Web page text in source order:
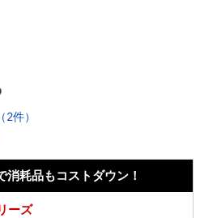
件）
耗品もコストダウン！
ーズ